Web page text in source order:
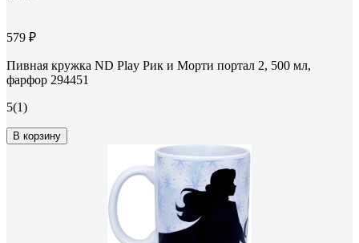
579 ₽
Пивная кружка ND Play Рик и Морти портал 2, 500 мл,
фарфор 294451
5(1)
В корзину